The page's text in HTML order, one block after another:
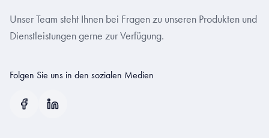
Unser Team steht Ihnen bei Fragen zu unseren Produkten und
Dienstleistungen gerne zur Verfügung.
Folgen Sie uns in den sozialen Medien